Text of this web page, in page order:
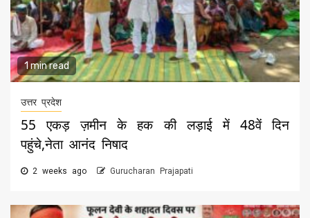
1 min read
उत्तर प्रदेश
55 एकड़ ज़मीन के हक की लड़ाई में 48वें दिन
पहुंचे,नेता आनंद निषाद
2 weeks ago Gurucharan Prajapati